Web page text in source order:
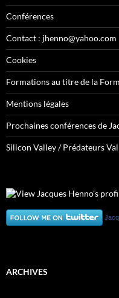
Conférences
Contact : jhenno@yahoo.com
Cookies
Formations au titre de la
Mentions légales
Prochaines conférences de
Silicon Valley / Prédateurs
ARCHIVES